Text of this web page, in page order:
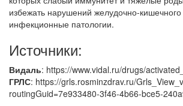
избежать нарушений желудочно-кишечного
инфекционные патологии.
Источники:
Видаль: https://www.vidal.ru/drugs/
ГРЛС: https://grls.rosminzdrav.ru/
routingGuid=7e933480-3f46-4b66-bce5-